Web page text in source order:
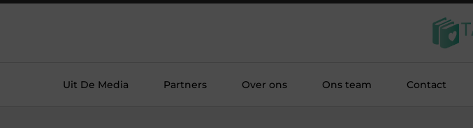
Uit De Media Partners Over ons Ons team Contact